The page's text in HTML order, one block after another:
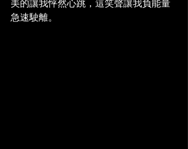
美的讓我怦然心跳，這笑聲讓我負能量
急速駛離。